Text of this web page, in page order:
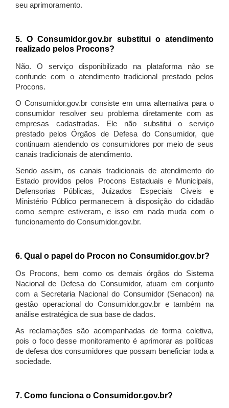
seu aprimoramento.
5. O Consumidor.gov.br substitui o atendimento
realizado pelos Procons?
Não. O serviço disponibilizado na plataforma não se
confunde com o atendimento tradicional prestado pelos
Procons.
O Consumidor.gov.br consiste em uma alternativa para o
consumidor resolver seu problema diretamente com as
empresas cadastradas. Ele não substitui o serviço
prestado pelos Órgãos de Defesa do Consumidor, que
continuam atendendo os consumidores por meio de seus
canais tradicionais de atendimento.
Sendo assim, os canais tradicionais de atendimento do
Estado providos pelos Procons Estaduais e Municipais,
Defensorias Públicas, Juizados Especiais Cíveis e
Ministério Público permanecem à disposição do cidadão
como sempre estiveram, e isso em nada muda com o
funcionamento do Consumidor.gov.br.
6. Qual o papel do Procon no Consumidor.gov.br?
Os Procons, bem como os demais órgãos do Sistema
Nacional de Defesa do Consumidor, atuam em conjunto
com a Secretaria Nacional do Consumidor (Senacon) na
gestão operacional do Consumidor.gov.br e também na
análise estratégica de sua base de dados.
As reclamações são acompanhadas de forma coletiva,
pois o foco desse monitoramento é aprimorar as políticas
de defesa dos consumidores que possam beneficiar toda a
sociedade.
7. Como funciona o Consumidor.gov.br?